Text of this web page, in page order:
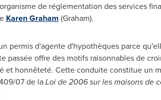
de réglementation des services
Karen Graham (Graham).
permis d'agente d'hypothèques parce
passée offre des motifs raisonnables de
honnêteté. Cette conduite constitue un
07 de laLoi de2006 sur les maisons de